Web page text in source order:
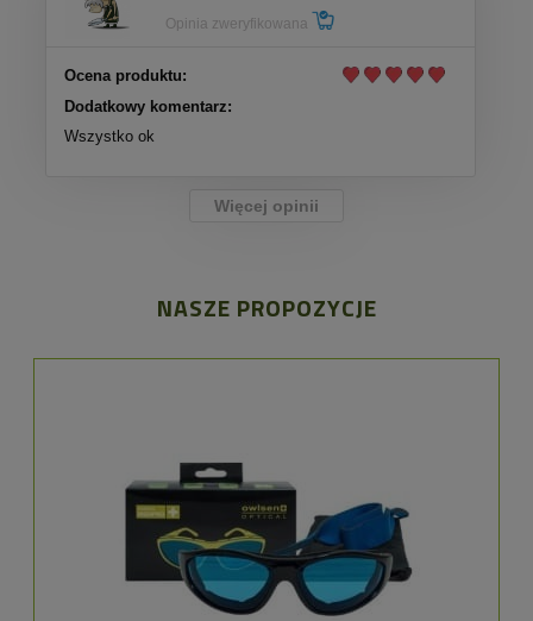
Opinia zweryfikowana
Ocena produktu:
Dodatkowy komentarz:
Wszystko ok
Więcej opinii
NASZE PROPOZYCJE